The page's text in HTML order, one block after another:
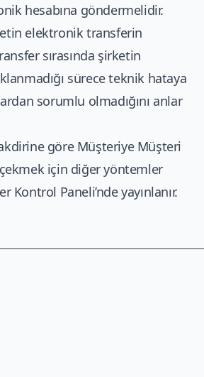
hesabına göndermelidir.
elektronik transferin
sırasında şirketin
sürece teknik hataya
sorumlu olmadığını anlar
göre Müşteriye Müşteri
için diğer yöntemler
Kontrol Paneli’nde yayınlanır.
in new tab)